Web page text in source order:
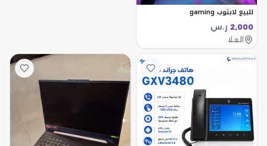
للبيع لابتوب gaming
2,000 ر.س
العلا